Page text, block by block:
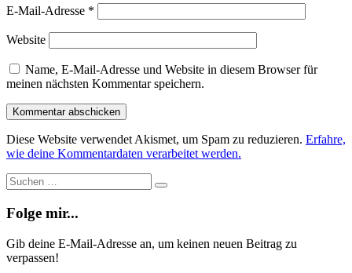
E-Mail-Adresse *
Website
Name, E-Mail-Adresse und Website in diesem Browser für
meinen nächsten Kommentar speichern.
Diese Website verwendet Akismet, um Spam zu reduzieren. Erfahre,
wie deine Kommentardaten verarbeitet werden.
Suche
Suchen
Folge mir...
Gib deine E-Mail-Adresse an, um keinen neuen Beitrag zu
verpassen!